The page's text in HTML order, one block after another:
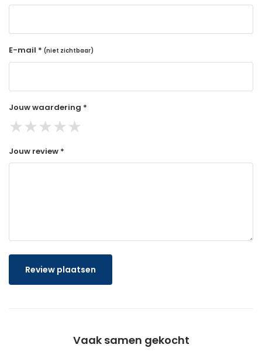
E-mail * (niet zichtbaar)
Jouw waardering *
★★★★★
Jouw review *
Review plaatsen
Vaak samen gekocht